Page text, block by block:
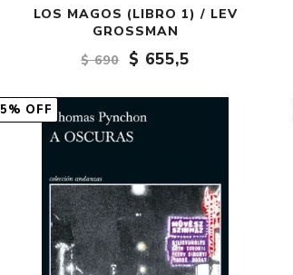
LOS MAGOS (LIBRO 1) / LEV
GROSSMAN
$ 690
$ 655,5
5% OFF